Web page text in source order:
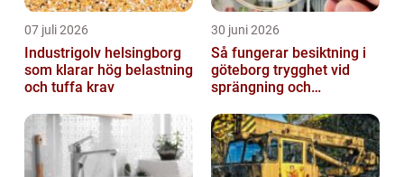
07 juli 2026
Industrigolv helsingborg
som klarar hög belastning
och tuffa krav
30 juni 2026
Så fungerar besiktning i
göteborg trygghet vid
sprängning och